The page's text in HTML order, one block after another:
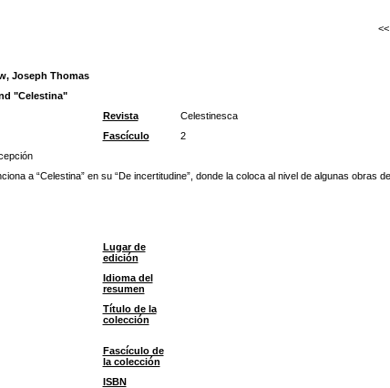
<<
Joseph Thomas
"Celestina"
Revista Celestinesca
Fascículo 2
a “Celestina” en su “De incertitudine”, donde la coloca al nivel de algunas
Lugar de
edición
Idioma del
resumen
Título de la
colección
Fascículo de
la colección
ISBN